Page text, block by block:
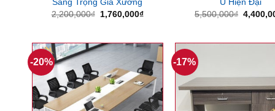
2,200,000₫ Giá
1,760,000₫Giá
1,760,000₫.
5,500,000₫ Giá
-20% -17%